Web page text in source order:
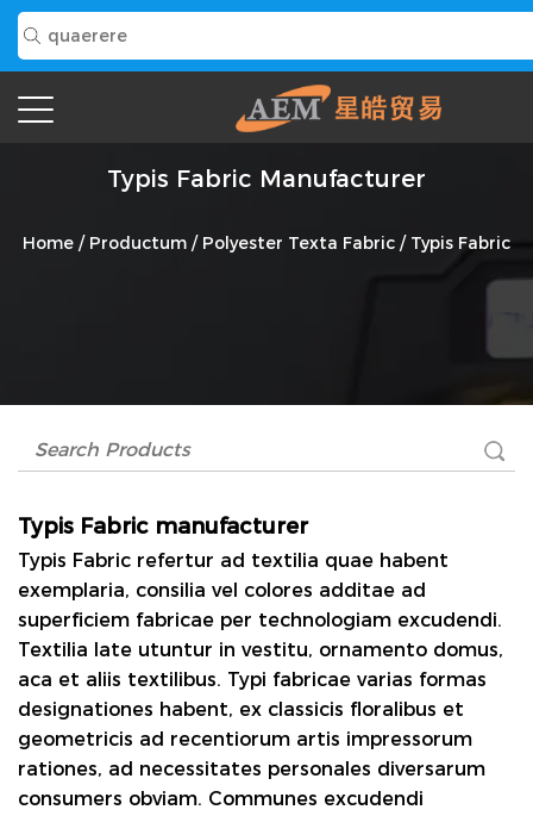
Typis Fabric Manufacturer
Home / Productum / Polyester Texta Fabric / Typis Fabric
Typis Fabric manufacturer
Typis Fabric refertur ad textilia quae habent
exemplaria, consilia vel colores additae ad
superficiem fabricae per technologiam excudendi.
Textilia late utuntur in vestitu, ornamento domus,
aca et aliis textilibus. Typi fabricae varias formas
designationes habent, ex classicis floralibus et
geometricis ad recentiorum artis impressorum
rationes, ad necessitates personales diversarum
consumers obviam. Communes excudendi